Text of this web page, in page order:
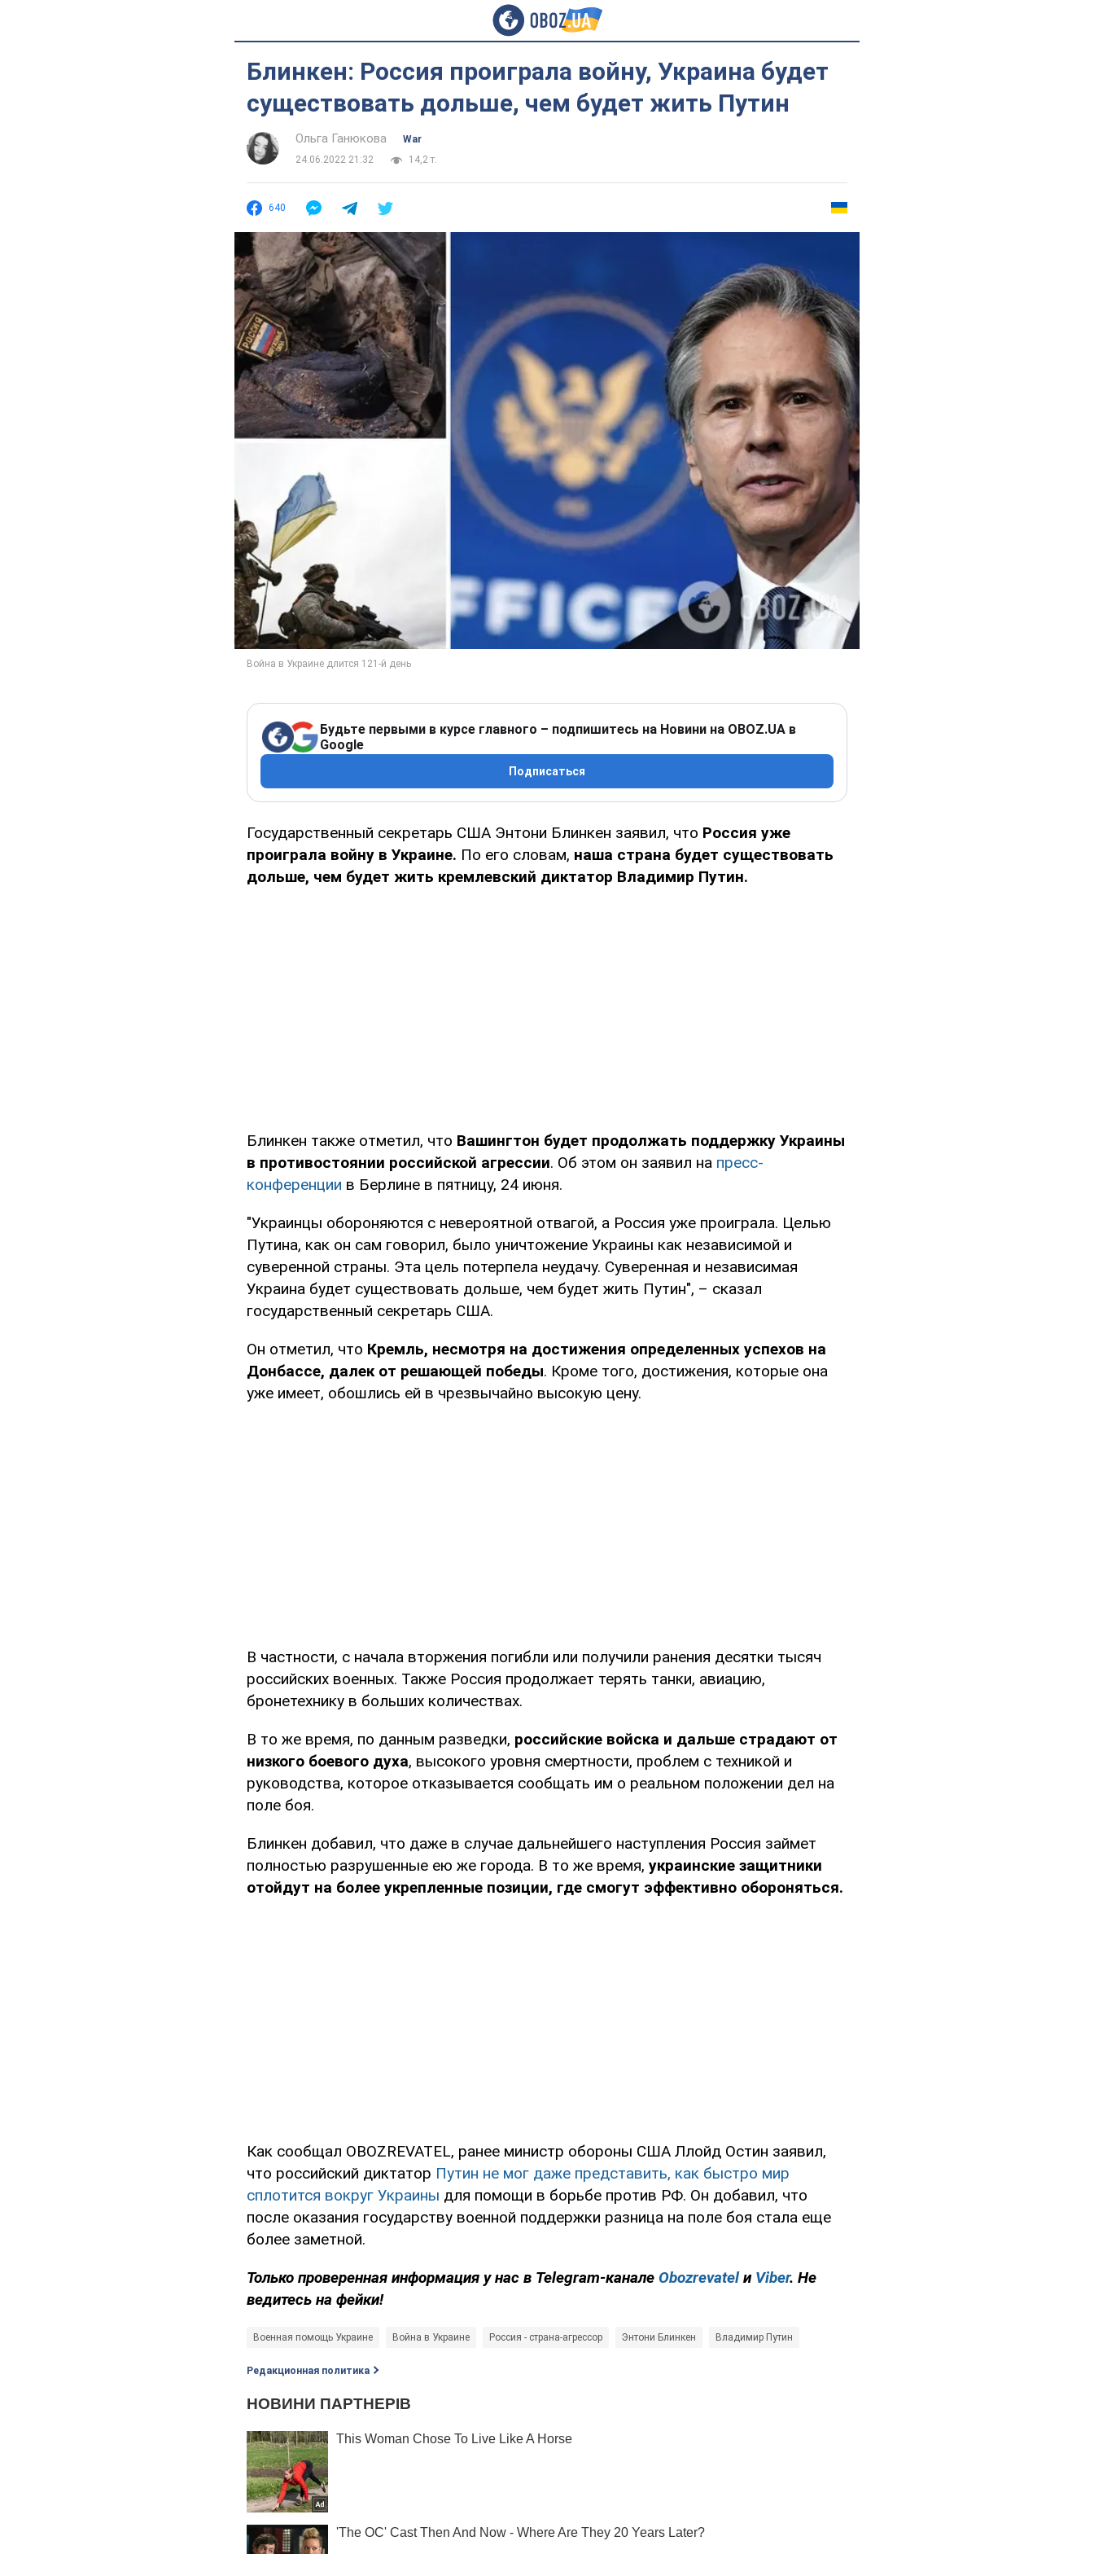
Блинкен: Россия проиграла войну, Украина будет
существовать дольше, чем будет жить Путин
Ольга Ганюкова
War
24.06.2022 21:32
14,2 т.
640
Будьте первыми в курсе главного – подпишитесь на Новини на OBOZ.UA в
Google
Подписаться
Государственный секретарь США Энтони Блинкен заявил, что Россия уже
проиграла войну в Украине. По его словам, наша страна будет существовать
дольше, чем будет жить кремлевский диктатор Владимир Путин.
Блинкен также отметил, что Вашингтон будет продолжать поддержку Украины
в противостоянии российской агрессии. Об этом он заявил на пресс-
конференции в Берлине в пятницу, 24 июня.
"Украинцы обороняются с невероятной отвагой, а Россия уже проиграла. Целью
Путина, как он сам говорил, было уничтожение Украины как независимой и
суверенной страны. Эта цель потерпела неудачу. Суверенная и независимая
Украина будет существовать дольше, чем будет жить Путин", – сказал
государственный секретарь США.
Он отметил, что Кремль, несмотря на достижения определенных успехов на
Донбассе, далек от решающей победы. Кроме того, достижения, которые она
уже имеет, обошлись ей в чрезвычайно высокую цену.
В частности, с начала вторжения погибли или получили ранения десятки тысяч
российских военных. Также Россия продолжает терять танки, авиацию,
бронетехнику в больших количествах.
В то же время, по данным разведки, российские войска и дальше страдают от
низкого боевого духа, высокого уровня смертности, проблем с техникой и
руководства, которое отказывается сообщать им о реальном положении дел на
поле боя.
Блинкен добавил, что даже в случае дальнейшего наступления Россия займет
полностью разрушенные ею же города. В то же время, украинские защитники
отойдут на более укрепленные позиции, где смогут эффективно обороняться.
Как сообщал OBOZREVATEL, ранее министр обороны США Ллойд Остин заявил,
что российский диктатор Путин не мог даже представить, как быстро мир
сплотится вокруг Украины для помощи в борьбе против РФ. Он добавил, что
после оказания государству военной поддержки разница на поле боя стала еще
более заметной.
Только проверенная информация у нас в Telegram-канале Obozrevatelи Viber. Не
ведитесь на фейки!
Военная помощь Украине Война в Украине Россия - страна-агрессор Энтони Блинкен Владимир Путин
Редакционная политика